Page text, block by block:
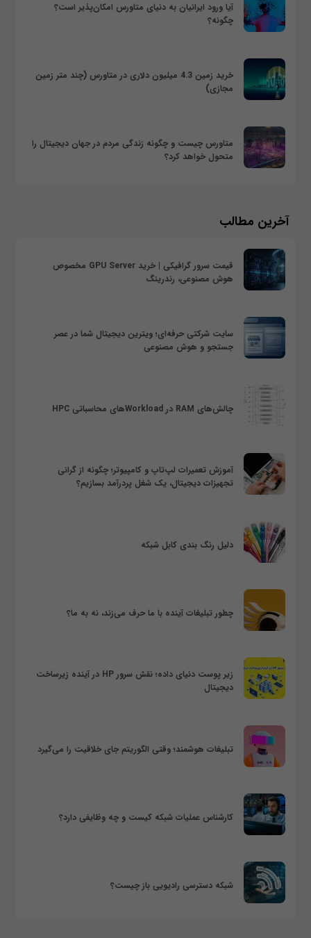
آیا ورود ایرانیان به دنیای متاورس امکان‌پذیر است؟
چگونه؟
خرید زمین 4.3 میلیون دلاری در متاورس (چند متر زمین
مجازی)
متاورس چیست و چگونه زندگی مردم در جهان دیجیتال را
متحول خواهد کرد؟
آخرین مطالب
قیمت سرور گرافیکی | خرید GPU Server مخصوص
هوش مصنوعی، رندرینگ
سایت شرکتی حرفه‌ای؛ ویترین دیجیتال شما در عصر
جستجو و هوش مصنوعی
چالش‌های RAM در Workloadهای محاسباتی HPC
آموزش تعمیرات لپ‌تاپ و کامپیوتر؛ چگونه از گرانی
تجهیزات دیجیتال، یک شغل پردرآمد بسازیم؟
دلیل رنگ بندی کابل شبکه
چطور تبلیغات آینده با ما حرف می‌زند، نه به ما؟
زیر پوست دنیای داده؛ نقش سرور HP در آینده زیرساخت
دیجیتال
تبلیغات هوشمند؛ وقتی الگوریتم جای خلاقیت را می‌گیرد
کارشناس عملیات شبکه کیست و چه وظایفی دارد؟
شبکه دسترسی رادیویی باز چیست؟